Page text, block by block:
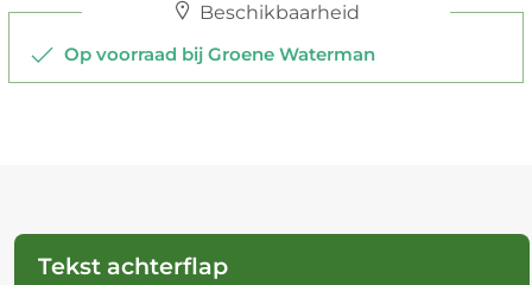
Beschikbaarheid
Op voorraad bij Groene Waterman
Tekst achterflap